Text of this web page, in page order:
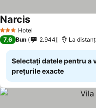
3 SteleHotel
Narcis
7,6 Bun 2.944 La
Selectați datele pentru a
prețurile exacte